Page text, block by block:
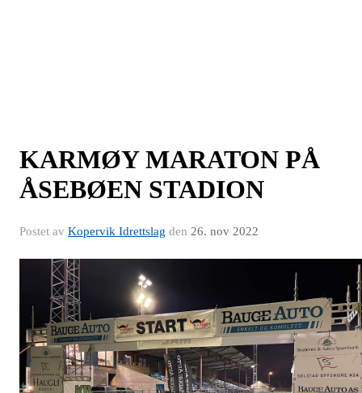
KARMØY MARATON PÅ
ÅSEBØEN STADION
Postet av Kopervik Idrettslag den 26. nov 2022